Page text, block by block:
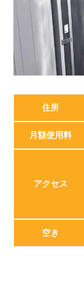
住所
月額使用料
アクセス
空き